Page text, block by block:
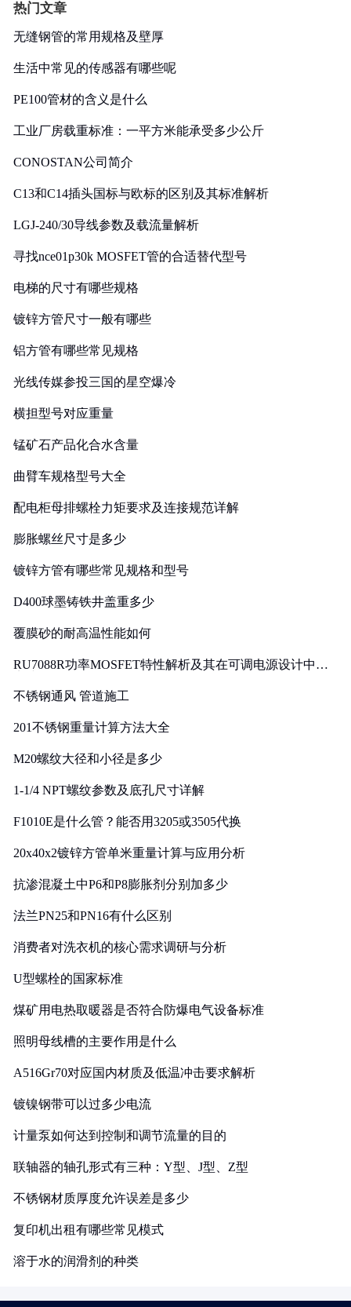
热门文章
无缝钢管的常用规格及壁厚
生活中常见的传感器有哪些呢
PE100管材的含义是什么
工业厂房载重标准：一平方米能承受多少公斤
CONOSTAN公司简介
C13和C14插头国标与欧标的区别及其标准解析
LGJ-240/30导线参数及载流量解析
寻找nce01p30k MOSFET管的合适替代型号
电梯的尺寸有哪些规格
镀锌方管尺寸一般有哪些
铝方管有哪些常见规格
光线传媒参投三国的星空爆冷
横担型号对应重量
锰矿石产品化合水含量
曲臂车规格型号大全
配电柜母排螺栓力矩要求及连接规范详解
膨胀螺丝尺寸是多少
镀锌方管有哪些常见规格和型号
D400球墨铸铁井盖重多少
覆膜砂的耐高温性能如何
RU7088R功率MOSFET特性解析及其在可调电源设计中的
不锈钢通风 管道施工
201不锈钢重量计算方法大全
M20螺纹大径和小径是多少
1-1/4 NPT螺纹参数及底孔尺寸详解
F1010E是什么管？能否用3205或3505代换
20x40x2镀锌方管单米重量计算与应用分析
抗渗混凝土中P6和P8膨胀剂分别加多少
法兰PN25和PN16有什么区别
消费者对洗衣机的核心需求调研与分析
U型螺栓的国家标准
煤矿用电热取暖器是否符合防爆电气设备标准
照明母线槽的主要作用是什么
A516Gr70对应国内材质及低温冲击要求解析
镀镍钢带可以过多少电流
计量泵如何达到控制和调节流量的目的
联轴器的轴孔形式有三种：Y型、J型、Z型
不锈钢材质厚度允许误差是多少
复印机出租有哪些常见模式
溶于水的润滑剂的种类